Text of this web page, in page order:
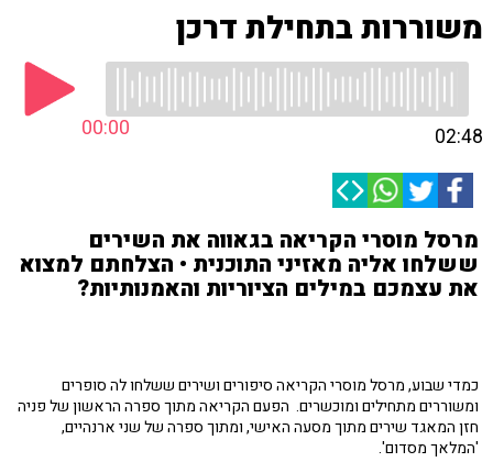
משוררות בתחילת דרכן
00:00 02:48
מרסל מוסרי הקריאה בגאווה את השירים
ששלחו אליה מאזיני התוכנית • הצלחתם למצוא
את עצמכם במילים הציוריות והאמנותיות?
כמדי שבוע, מרסל מוסרי הקריאה סיפורים ושירים ששלחו לה סופרים
ומשוררים מתחילים ומוכשרים. הפעם הקריאה מתוך ספרה הראשון של פניה
חזן המאגד שירים מתוך מסעה האישי, ומתוך ספרה של שני ארנהיים,
'המלאך מסדום'.